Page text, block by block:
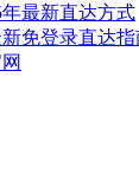
最新直达方式
免登录直达